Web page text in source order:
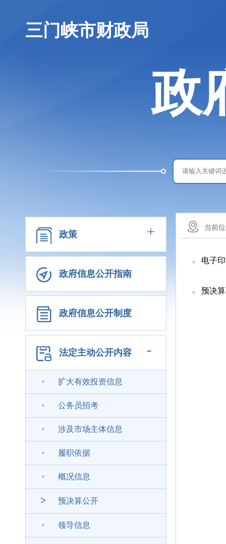
三门峡市财政局
政
政策 +
政府信息公开指南
政府信息公开制度
法定主动公开内容 -
扩大有效投资信息
公务员招考
涉及市场主体信息
履职依据
概况信息
> 预决算公开
领导信息
当前
电子
预决